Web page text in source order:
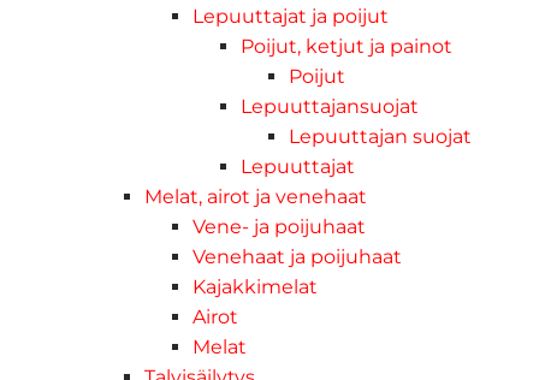
Lepuuttajat ja poijut
Poijut, ketjut ja painot
Poijut
Lepuuttajansuojat
Lepuuttajan suojat
Lepuuttajat
Melat, airot ja venehaat
Vene- ja poijuhaat
Venehaat ja poijuhaat
Kajakkimelat
Airot
Melat